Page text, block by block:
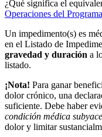
¿Qué significa el
Operaciones del Programa
Un impedimento(s) es
en el Listado de
gravedad y duración a
listado.
¡Nota! Para ganar
dolor crónico, una
suficiente. Debe haber
condición médica
dolor y limitar